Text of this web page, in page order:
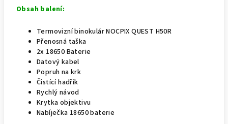
Obsah balení:
Termovizní binokulár NOCPIX QUEST H50R
Přenosná taška
2x 18650 Baterie
Datový kabel
Popruh na krk
Čistící hadřík
Rychlý návod
Krytka objektivu
Nabíječka 18650 baterie